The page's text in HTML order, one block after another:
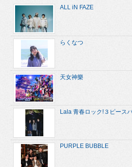
ALL iN FAZE
らくなつ
天女神樂
Lala 青春ロック!３ピース
PURPLE BUBBLE